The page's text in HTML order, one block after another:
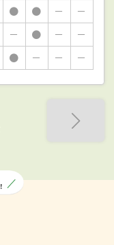
● ● －
－
－ ● －
－
● － － －